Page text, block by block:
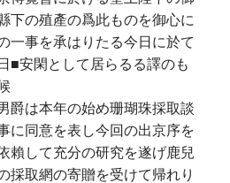
下の殖產の爲此ものを御心に
一事を承はりたる今日に於て
■安閑として居らるる譯のも
爵は本年の始め珊瑚珠採取談
に同意を表し今回の出京序を
賴して充分の研究を遂げ鹿兒
採取網の寄贈を受けて帰れり